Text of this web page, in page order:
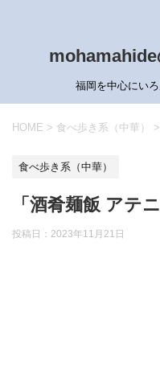
福岡を中心にい
HOME > 食べ歩き系（中華） >
食べ歩き系（中華）
「酒肴麺飯 アテ
投稿日： 2023年11月21日